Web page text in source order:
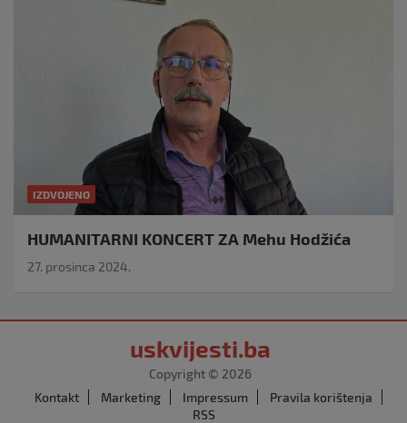
IZDVOJENO
HUMANITARNI KONCERT ZA Mehu Hodžića
27. prosinca 2024.
uskvijesti.ba
Copyright © 2026
Kontakt
Marketing Impressum
Pravila korištenja
RSS